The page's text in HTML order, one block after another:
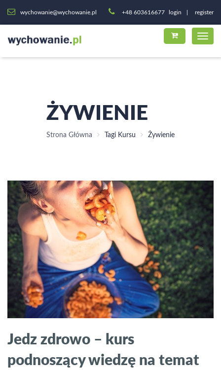
wychowanie@wychowanie.pl +48 603616677 login register
ŻYWIENIE
Strona Główna Tagi Kursu Żywienie
Jedz zdrowo – kurs
podnoszący wiedzę na temat